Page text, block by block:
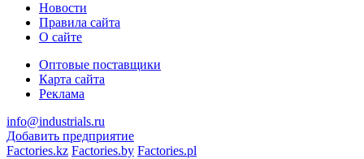
Новости
Правила сайта
О сайте
Оптовые поставщики
Карта сайта
Реклама
info@industrials.ru
Добавить предприятие
Factories.kz Factories.by Factories.pl